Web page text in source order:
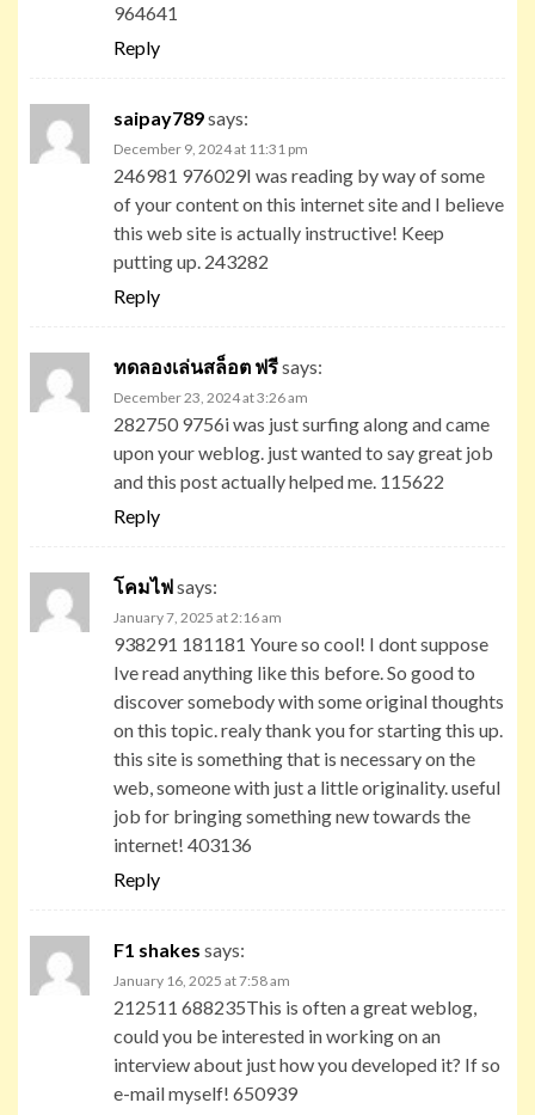
964641
Reply
saipay789says:
December 9, 2024 at 11:31 pm
246981 976029I was reading by way of some
of your content on this internet site and I believe
this web site is actually instructive! Keep
putting up. 243282
Reply
ทดลองเล่นสล็อต ฟรีsays:
December 23, 2024 at 3:26 am
282750 9756i was just surfing along and came
upon your weblog. just wanted to say great job
and this post actually helped me. 115622
Reply
โคมไฟsays:
January 7, 2025 at 2:16 am
938291 181181 Youre so cool! I dont suppose
Ive read anything like this before. So good to
discover somebody with some original thoughts
on this topic. realy thank you for starting this up.
this site is something that is necessary on the
web, someone with just a little originality. useful
job for bringing something new towards the
internet! 403136
Reply
F1 shakes says:
January 16, 2025 at 7:58 am
212511 688235This is often a great weblog,
could you be interested in working on an
interview about just how you developed it? If so
e-mail myself! 650939